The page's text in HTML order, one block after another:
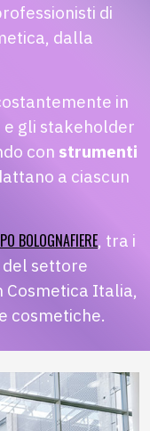
di
dalla
in
gli stakeholder
con strumenti
a ciascun
BOLOGNAFIERE, tra i
settore
Italia,
cosmetiche.